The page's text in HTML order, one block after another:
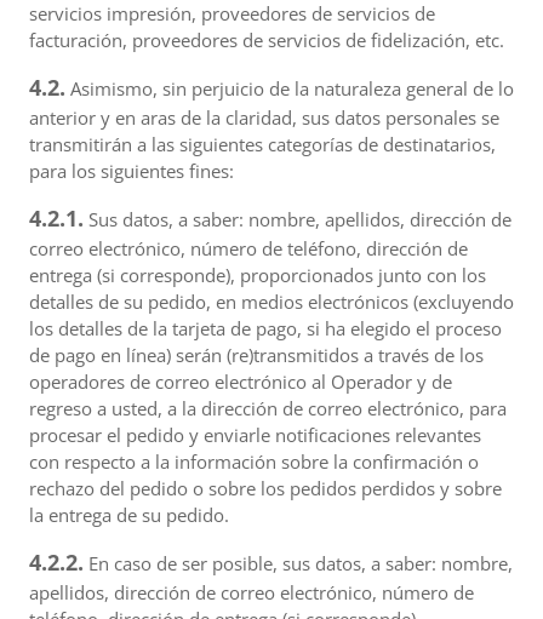
servicios impresión, proveedores de servicios de
facturación, proveedores de servicios de fidelización, etc.
4.2. Asimismo, sin perjuicio de la naturaleza general de lo
anterior y en aras de la claridad, sus datos personales se
transmitirán a las siguientes categorías de destinatarios,
para los siguientes fines:
4.2.1. Sus datos, a saber: nombre, apellidos, dirección de
correo electrónico, número de teléfono, dirección de
entrega (si corresponde), proporcionados junto con los
detalles de su pedido, en medios electrónicos (excluyendo
los detalles de la tarjeta de pago, si ha elegido el proceso
de pago en línea) serán (re)transmitidos a través de los
operadores de correo electrónico al Operador y de
regreso a usted, a la dirección de correo electrónico, para
procesar el pedido y enviarle notificaciones relevantes
con respecto a la información sobre la confirmación o
rechazo del pedido o sobre los pedidos perdidos y sobre
la entrega de su pedido.
4.2.2. En caso de ser posible, sus datos, a saber: nombre,
apellidos, dirección de correo electrónico, número de